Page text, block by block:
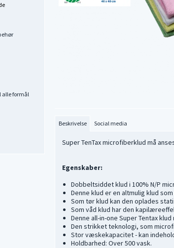
alle formål
Beskrivelse Social media
Super TenTax microfiberklud må
Egenskaber:
Dobbeltsiddet klud i 100% N/P
Denne klud er en altmulig klud
Som tør klud kan den oplades
Som våd klud har den
Denne all-in-one Super Tentax
Den strikket teknologi, som
Stor væskekapacitet - kan
Holdbarhed: Over 500 vask.